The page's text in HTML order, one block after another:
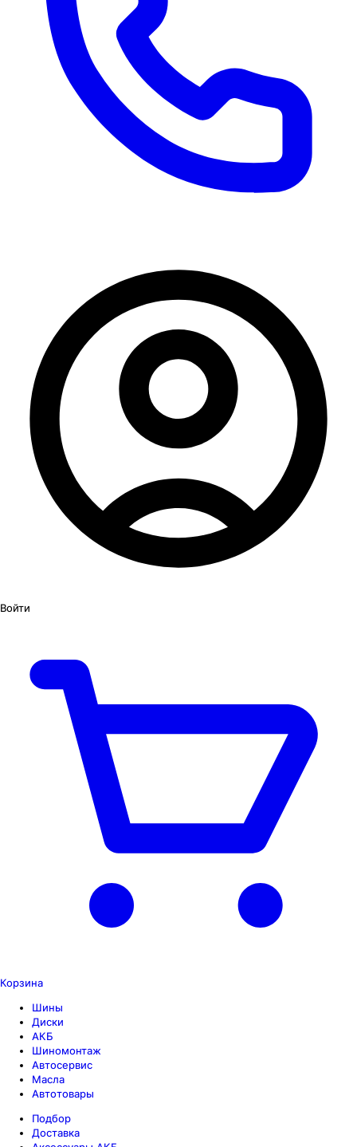
Войти
Корзина
Шины
Диски
АКБ
Шиномонтаж
Автосервис
Масла
Автотовары
Подбор
Доставка